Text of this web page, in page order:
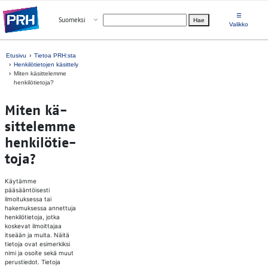
Valitse kieli
Suomeksi Avaa valikko Hae
☰
Valikko
Etusivu
Tietoa PRH:sta
Henkilötietojen käsittely
Miten käsittelemme
henkilötietoja?
Mi­ten kä­
sit­te­lem­me
hen­ki­lö­tie­
to­ja?
Käytämme
pääsääntöisesti
ilmoituksessa tai
hakemuksessa annettuja
henkilötietoja, jotka
koskevat ilmoittajaa
itseään ja muita. Näitä
tietoja ovat esimerkiksi
nimi ja osoite sekä muut
perustiedot. Tietoja